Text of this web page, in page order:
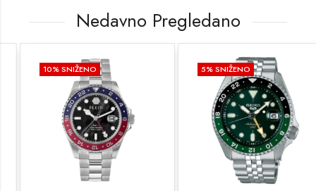
Nedavno Pregledano
% SNIŽENO % SNIŽENO